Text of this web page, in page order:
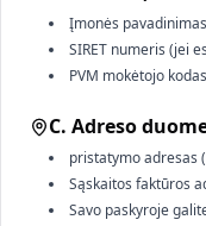
Įmonės
SIRET numeris (jei
PVM mokėtojo
C. Adreso
pristatymo adresas
Sąskaitos faktūros
Savo paskyroje